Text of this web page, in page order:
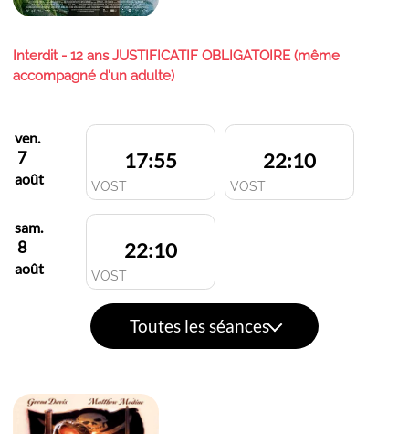
Interdit - 12 ans JUSTIFICATIF OBLIGATOIRE (même
accompagné d'un adulte)
ven.
7
août
17:55
VOST
22:10
VOST
sam.
8
août
22:10
VOST
Toutes les séances